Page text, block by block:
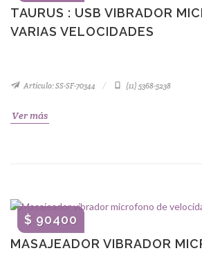
TAURUS : USB VIBRADOR
VARIAS VELOCIDADES
Artículo: SS-SF-70344 (11) 5368-5238
Ver más
MASAJEADOR VIBRADOR
$ 90400